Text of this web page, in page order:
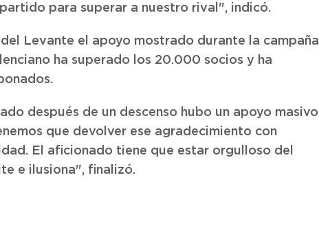
para superar a nuestro rival", indicó.
Levante el apoyo mostrado durante la campaña
ha superado los 20.000 socios y ha
después de un descenso hubo un apoyo masivo
que devolver ese agradecimiento con
El aficionado tiene que estar orgulloso del
e ilusiona", finalizó.